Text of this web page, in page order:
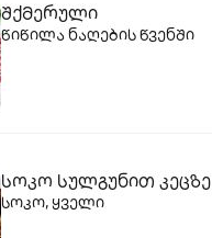
შქმერული
წიწილა ნაღების წვენში
სოკო სულგუნით კეცზე
სოკო, ყველი